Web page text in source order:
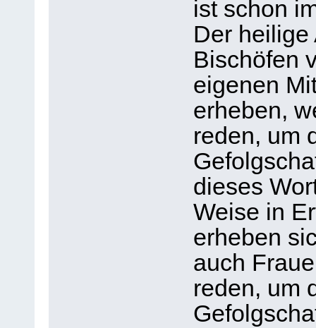
ist schon
Der
Bischöfen
eigenen
erheben,
reden, um
dieses
Weise in
erheben
auch
reden, um